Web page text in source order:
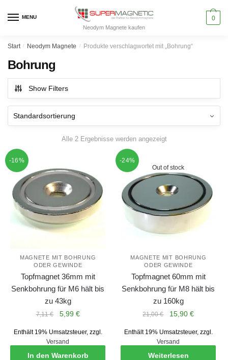
MENU
Neodym Magnete kaufen
0
Start / Neodym Magnete / Produkte verschlagwortet mit „Bohrung“
Bohrung
Show Filters
Alle 2 Ergebnisse werden angezeigt
-16%
MAGNETE MIT BOHRUNG
ODER GEWINDE
Topfmagnet 36mm mit
Senkbohrung für M6 hält bis
zu 43kg
7,11€
Ursprünglicher
war:
7,11 €
5,99 €Aktueller
ist:
5,99 €.
Enthält 19% Umsatzsteuer, zzgl.
Versand
In den Warenkorb
-24%
Out of stock
MAGNETE MIT BOHRUNG
ODER GEWINDE
Topfmagnet 60mm mit
Senkbohrung für M8 hält bis
zu 160kg
21,00€
Ursprünglicher
war:
21,00 €
15,90€Aktueller
ist:
15,90 €.
Enthält 19% Umsatzsteuer, zzgl.
Versand
Weiterlesen